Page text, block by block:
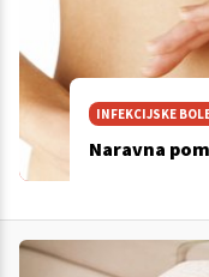
INFEKCIJSKE
Naravna